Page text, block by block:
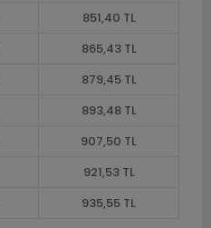
851,40 TL
865,43 TL
879,45 TL
893,48 TL
907,50 TL
921,53 TL
935,55 TL